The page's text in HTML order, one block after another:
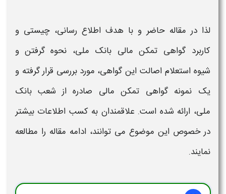
لذا در مقاله حاضر و با هدف اطلاع رسانی، چیستی و
کاربرد گواهی تمکن مالی بانک ملی، نحوه گرفتن و
شیوه استعلام اصالت این گواهی، مورد بررسی قرار گرفته و
یک نمونه گواهی تمکن مالی صادره ازشعب بانک
ملی، ارائه شده است. علاقمندان به کسب اطلاعات بیشتر
در خصوص این موضوع می توانند، ادامه مقاله را مطالعه
نمایند.